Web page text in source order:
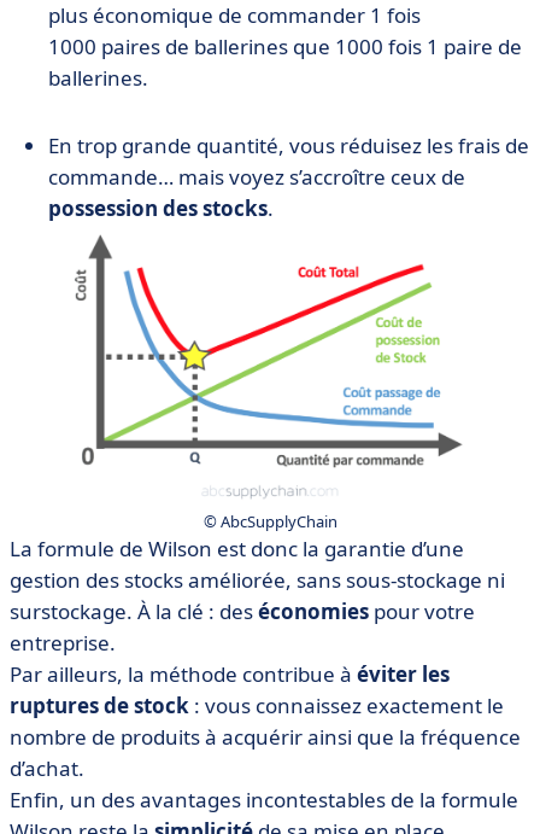
plus économique de commander 1 fois
1000 paires de ballerines que 1000 fois 1 paire de
ballerines.
En trop grande quantité, vous réduisez les frais de
commande… mais voyez s’accroître ceux de
possession des stocks.
© AbcSupplyChain
La formule de Wilson est donc la garantie d’une
gestion des stocks améliorée, sans sous-stockage ni
surstockage. À la clé : deséconomies pour votre
entreprise.
Par ailleurs, la méthode contribue à éviter les
ruptures de stock : vous connaissez exactement le
nombre de produits à acquérir ainsi que la fréquence
d’achat.
Enfin, un des avantages incontestables de la formule